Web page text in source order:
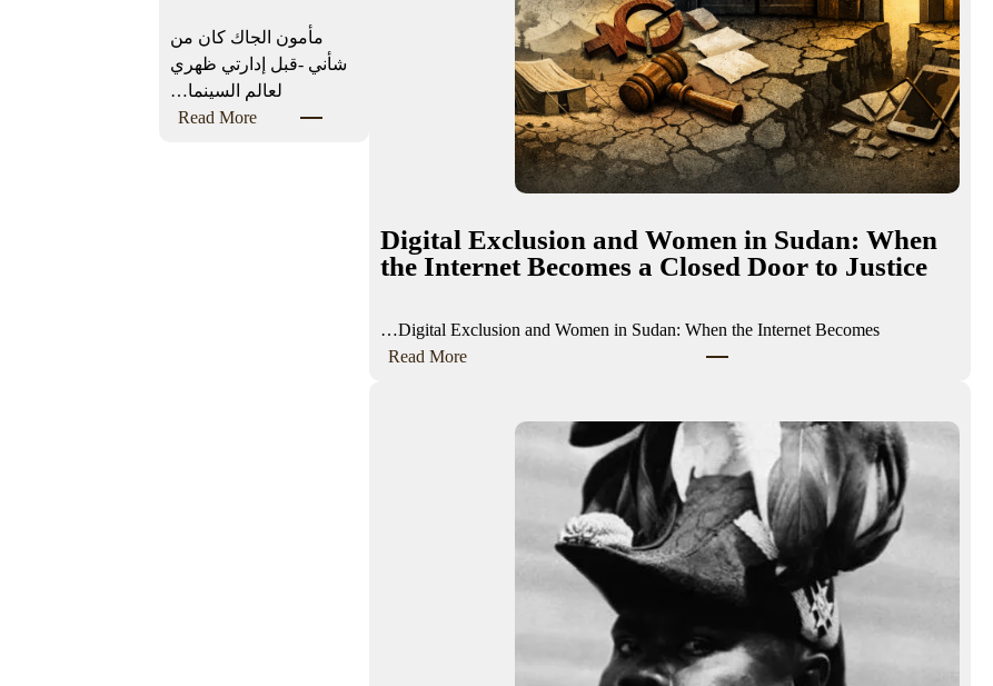
Digital Exclusion and Women in Sudan: When
the Internet Becomes a Closed Door to Justice
Digital Exclusion and Women in Sudan: When the Internet Becomes…
Read More
:
مأمون الجاك كان من
شأني -قبل إدارتي ظهري
لعالم السينما…
Read More
: